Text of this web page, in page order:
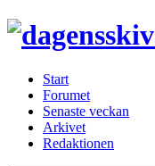
Start
Forumet
Senaste veckan
Arkivet
Redaktionen